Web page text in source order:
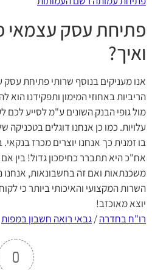
פתיחת עסק עצמאי
ואיך?
אנו מעניקים בנוסף שרותי פתיחת
הריביות באחוזי המימון ותפקידנו הוא
מול גופי הבנק השונים ע"מ לסייע
עלויות. כמו כן אנחנו דוגלים
בו זמנית כך אנחנו יוצרים מכרז
אח"כ היא תתברר כחיסכון גדול! בין
משכנתאות ואם זה בחשבונאות,
השרות המקצועי והאיכותי ביותר כי
יוצא מאוכזב!
רו"ח בחדרה/גבאי רואה חשבון במפות
0